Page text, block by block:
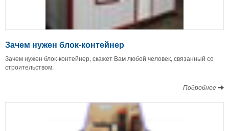
Зачем нужен блок-контейнер
Зачем нужен блок-контейнер, скажет Вам любой человек, связанный со
строительством.
Подробнее